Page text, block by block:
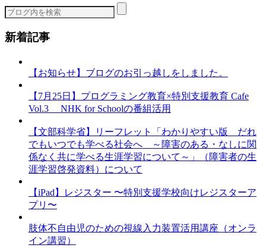
ー
新着記事
【お知らせ】ブログのお引っ越しをしました。
【7月25日】プログラミング教育×特別支援教育 Cafe
Vol.3 NHK for Schoolの番組活用
【文部科学省】リーフレット「わかりやすい版 だれ
でもいつでも学べる社会へ ～障害のある・なしに関
係なく共に学べる生涯学習について～」（障害者の生
涯学習啓発資料）について
【iPad】レジスター 〜特別支援学校向けレジスターア
プリ〜
肢体不自由児のための視線入力装置活用講座（オンラ
イン講習）